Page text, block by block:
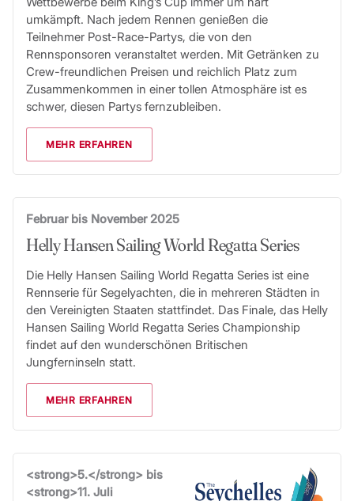
umkämpft. Nach jedem Rennen genießen die
Teilnehmer Post-Race-Partys, die von den
Rennsponsoren veranstaltet werden. Mit Getränken zu
Crew-freundlichen Preisen und reichlich Platz zum
Zusammenkommen in einer tollen Atmosphäre ist es
schwer, diesen Partys fernzubleiben.
MEHR ERFAHREN
Februar bis November 2025
Helly Hansen Sailing World Regatta Series
Die Helly Hansen Sailing World Regatta Series ist eine
Rennserie für Segelyachten, die in mehreren Städten in
den Vereinigten Staaten stattfindet. Das Finale, das Helly
Hansen Sailing World Regatta Series Championship
findet auf den wunderschönen Britischen
Jungferninseln statt.
MEHR ERFAHREN
<strong>5.</strong> bis
<strong>11. Juli